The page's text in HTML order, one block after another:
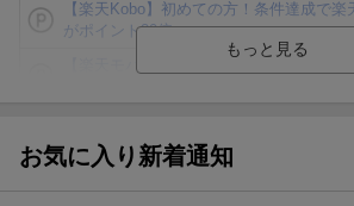
【楽天Kobo】初めての方！条件達成で
がポイント20倍
ト山分け
お気に入り新着通知